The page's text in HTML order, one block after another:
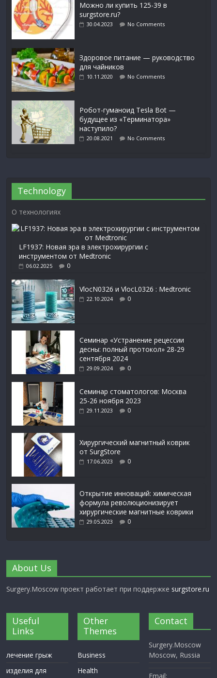
Можно ли купить 125-39 в
surgstore.ru?
30.04.2023 No Comments
Здоровое питание — руководство
для чайников
10.11.2020 No Comments
Робот-гуманоид Tesla Bot —
будущее из «Терминатора»
наступило?
20.08.2021 No Comments
Technology
О технологиях
LF1937: Новая эра в электрохирургии с
инструментом от Medtronic
06.02.2025 0
VlocN0326 и VlocL0326 : Medtronic
22.10.2024 0
Семинар «Устранение рецессии
десны: полный протокол» 28-29
сентября 2024
29.09.2024 0
Семинар стоматологов: Москва
25-26 ноября 2023
29.11.2023 0
Xирургический магнитный коврик
от SurgStore
17.06.2023 0
Открытие инноваций: химическая
формула революционизирует
хирургические магнитные коврики
29.05.2023 0
About Us
Surgery.Moscow проект работает при поддержке surgstore.ru
Useful
Links
лечение грыж
изделия для
Other
Themes
Business
Health
Contact
Surgery.Moscow
Moscow, Russia
Email: